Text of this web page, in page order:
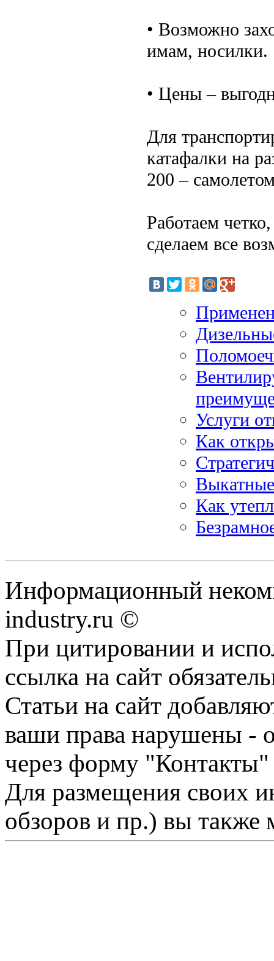
• Возможно
имам, носилки.
• Цены –
Для
катафалки на
200 –
Работаем
сделаем все
Услуги
Как
Как
Информационный
industry.ru ©
При цитировании и
ссылка на сайт
Статьи на сайт
ваши права нарушены -
через форму "Контакты"
Для размещения своих
обзоров и пр.) вы также